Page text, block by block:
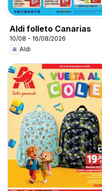
Aldi folleto Canarias
10/08 - 16/08/2026
Aldi